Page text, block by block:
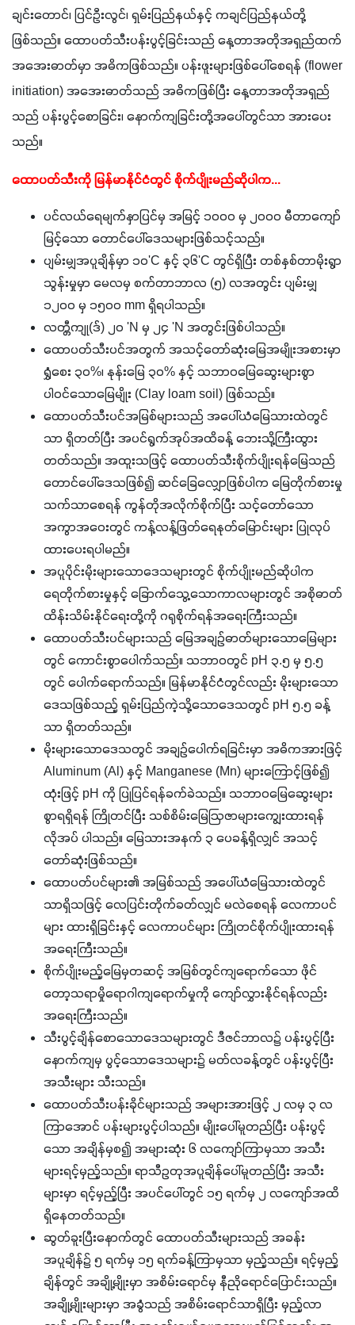
ချင်းတောင်၊ ပြင်ဦးလွင်၊ ရှမ်းပြည်နယ်နှင့် ကချင်ပြည်နယ်တို့
ဖြစ်သည်။ ထောပတ်သီးပန်းပွင့်ခြင်းသည် နေ့တာအတိုအရှည်ထက်
အအေးဓာတ်မှာ အဓိကဖြစ်သည်။ ပန်းဖူးများဖြစ်ပေါ်စေရန် (flower
initiation) အအေးဓာတ်သည် အဓိကဖြစ်ပြီး နေ့တာအတိုအရှည်
သည် ပန်းပွင့်စောခြင်း၊ နောက်ကျခြင်းတို့အပေါ်တွင်သာ အားပေး
သည်။
ထောပတ်သီးကို မြန်မာနိုင်ငံတွင် စိုက်ပျိုးမည်ဆိုပါက...
ပင်လယ်ရေမျက်နှာပြင်မှ အမြင့် ၁၀၀၀ မှ ၂၀၀၀ မီတာကျော်
မြင့်သော တောင်ပေါ်ဒေသများဖြစ်သင့်သည်။
ပျမ်းမျှအပူချိန်မှာ ၁၀'C နှင့် ၃၆'C တွင်ရှိပြီး တစ်နှစ်တာမိုးရွာ
သွန်းမှုမှာ မေလမှ စက်တာဘာလ (၅) လအတွင်း ပျမ်းမျှ
၁၂၀၀ မှ ၁၅၀၀ mm ရှိရပါသည်။
လတ္တီကျု(ဒ်) ၂၀ 'N မှ ၂၄ 'N အတွင်းဖြစ်ပါသည်။
ထောပတ်သီးပင်အတွက် အသင့်တော်ဆုံးမြေအမျိုးအစားမှာ
ရွှံစေး ၃၀%၊ နုန်းမြေ ၃၀% နှင့် သဘာဝမြေဆွေးများစွာ
ပါဝင်သောမြေမျိုး (Clay loam soil) ဖြစ်သည်။
ထောပတ်သီးပင်အမြစ်များသည် အပေါ်ယံမြေသားထဲတွင်
သာ ရှိတတ်ပြီး အပင်ရွက်အုပ်အထိခန့် ဘေးသို့ကြီးထွား
တတ်သည်။ အထူးသဖြင့် ထောပတ်သီးစိုက်ပျိုးရန်မြေသည်
တောင်ပေါ်ဒေသဖြစ်၍ ဆင်ခြေလျှောဖြစ်ပါက မြေတိုက်စားမှု
သက်သာစေရန် ကွန်တိုအလိုက်စိုက်ပြီး သင့်တော်သော
အကွာအဝေးတွင် ကန့်လန့်ဖြတ်ရေနုတ်မြောင်းများ ပြုလုပ်
ထားပေးရပါမည်။
အပူပိုင်းမိုးများသောဒေသများတွင် စိုက်ပျိုးမည်ဆိုပါက
ရေတိုက်စားမှုနှင့် ခြောက်သွေ့သောကာလများတွင် အစိုဓာတ်
ထိန်းသိမ်းနိုင်ရေးတို့ကို ဂရုစိုက်ရန်အရေးကြီးသည်။
ထောပတ်သီးပင်များသည် မြေအချဉ်ဓာတ်များသောမြေများ
တွင် ကောင်းစွာပေါက်သည်။ သဘာဝတွင် pH ၃.၅ မှ ၅.၅
တွင် ပေါက်ရောက်သည်။ မြန်မာနိုင်ငံတွင်လည်း မိုးများသော
ဒေသဖြစ်သည့် ရှမ်းပြည်ကဲ့သို့သောဒေသတွင် pH ၅.၅ ခန့်
သာ ရှိတတ်သည်။
မိုးများသောဒေသတွင် အချဉ်ပေါက်ရခြင်းမှာ အဓိကအားဖြင့်
Aluminum (Al) နှင့် Manganese (Mn) များကြောင့်ဖြစ်၍
ထုံးဖြင့် pH ကို ပြုပြင်ရန်ခက်ခဲသည်။ သဘာဝမြေဆွေးများ
စွာရရှိရန် ကြိုတင်ပြီး သစ်စိမ်းမြေဩဇာများကျွေးထားရန်
လိုအပ် ပါသည်။ မြေသားအနက် ၃ ပေခန့်ရှိလျှင် အသင့်
တော်ဆုံးဖြစ်သည်။
ထောပတ်ပင်များ၏ အမြစ်သည် အပေါ်ယံမြေသားထဲတွင်
သာရှိသဖြင့် လေပြင်းတိုက်ခတ်လျှင် မလဲစေရန် လေကာပင်
များ ထားရှိခြင်းနှင့် လေကာပင်များ ကြိုတင်စိုက်ပျိုးထားရန်
အရေးကြီးသည်။
စိုက်ပျိုးမည့်မြေမှတဆင့် အမြစ်တွင်ကျရောက်သော ဖိုင်
တော့သရာမှိုရောဂါကျရောက်မှုကို ကျော်လွှားနိုင်ရန်လည်း
အရေးကြီးသည်။
သီးပွင့်ချိန်စောသောဒေသများတွင် ဒီဇင်ဘာလ၌ ပန်းပွင့်ပြီး
နောက်ကျမှ ပွင့်သောဒေသများ၌ မတ်လခန့်တွင် ပန်းပွင့်ပြီး
အသီးများ သီးသည်။
ထောပတ်သီးပန်းခိုင်များသည် အများအားဖြင့် ၂ လမှ ၃ လ
ကြာအောင် ပန်းများပွင့်ပါသည်။ မျိုးပေါ်မူတည်ပြီး ပန်းပွင့်
သော အချိန်မှစ၍ အများဆုံး ၆ လကျော်ကြာမှသာ အသီး
များရင့်မှည့်သည်။ ရာသီဥတုအပူချိန်ပေါ်မူတည်ပြီး အသီး
များမှာ ရင့်မှည့်ပြီး အပင်ပေါ်တွင် ၁၅ ရက်မှ ၂ လကျော်အထိ
ရှိနေတတ်သည်။
ဆွတ်ခူးပြီးနောက်တွင် ထောပတ်သီးများသည် အခန်း
အပူချိန်၌ ၅ ရက်မှ ၁၅ ရက်ခန့်ကြာမှသာ မှည့်သည်။ ရင့်မှည့်
ချိန်တွင် အချို့မျိုးမှာ အစိမ်းရောင်မှ နီညိုရောင်ပြောင်းသည်။
အချို့မျိုးများမှာ အခွံသည် အစိမ်းရောင်သာရှိပြီး မှည့်လာ